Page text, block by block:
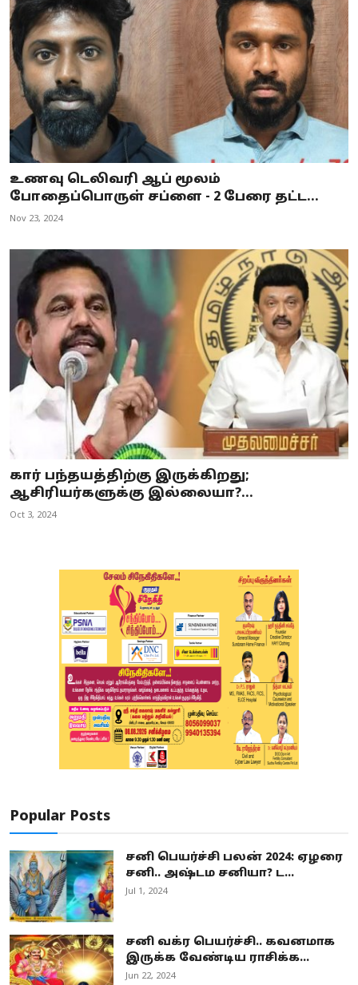
உணவு டெலிவரி ஆப் மூலம்
போதைப்பொருள் சப்ளை - 2 பேரை தட்ட...
Nov 23, 2024
கார் பந்தயத்திற்கு இருக்கிறது;
ஆசிரியர்களுக்கு இல்லையா?...
Oct 3, 2024
Popular Posts
சனி பெயர்ச்சி பலன் 2024: ஏழரை
சனி.. அஷ்டம சனியா? ட...
Jul 1, 2024
சனி வக்ர பெயர்ச்சி.. கவனமாக
இருக்க வேண்டிய ராசிக்க...
Jun 22, 2024